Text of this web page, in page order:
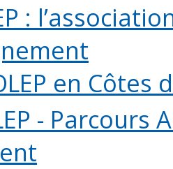
:
en Côtes
-